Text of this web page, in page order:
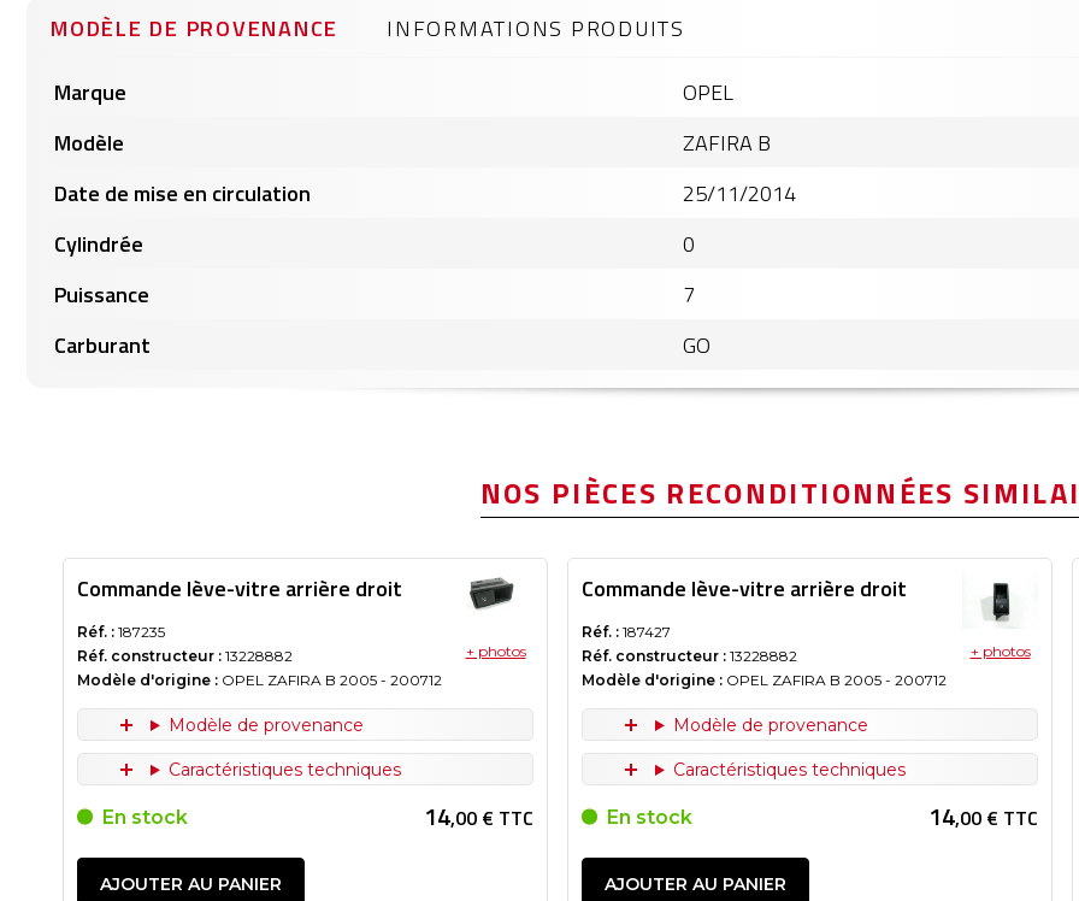
MODÈLE DE PROVENANCE
produits
Marque
OPEL
Modèle
ZAFIRA B
Date de mise en circulation
25/11/2014
Cylindrée
0
Puissance
7
Carburant
GO
INFORMATIONS PRODUITS
NOS PIÈCES RECONDITIONNÉES
Commande lève-vitre arrière droit
Réf. : 187235
Réf. constructeur : 13228882
Modèle d'origine : OPEL ZAFIRA B 2005 - 200712
+ photos
Modèle de provenance
Caractéristiques techniques
En stock 14,00 € TTC
AJOUTER AU PANIER
Commande lève-vitre arrière droit
Réf. : 187427
Réf. constructeur : 13228882
Modèle d'origine : OPEL ZAFIRA B 2005 - 200712
+ photos
Modèle de provenance
Caractéristiques techniques
En stock 14,00 € TTC
AJOUTER AU PANIER